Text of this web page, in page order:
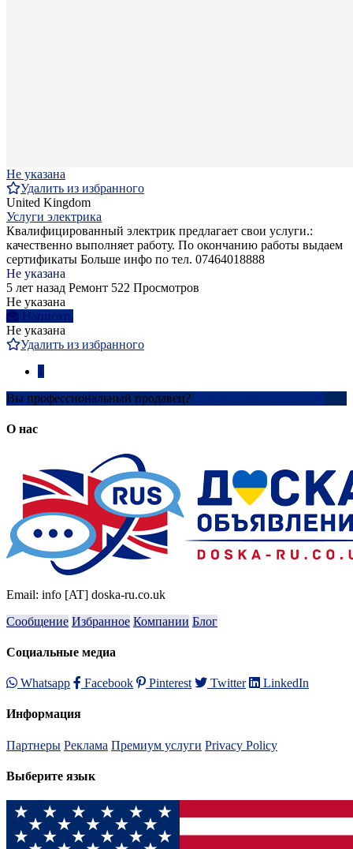
Не указана
Удалить из избранного
United Kingdom
Услуги электрика
Квалифицированный электрик предлагает свои услуги.:
качественно выполняет работу. По окончанию работы выдаем
сертификаты Больше инфо по тел. 07464018888
Не указана
5 лет назад Ремонт 522 Просмотров
Не указана
Написать
Не указана
Удалить из избранного
Вы профессиональный продавец?
О нас
Email: info [AT] doska-ru.co.uk
Сообщение Избранное Компании Блог
Социальные медиа
Whatsapp Facebook Pinterest Twitter LinkedIn
Информация
Партнеры Реклама Премиум услуги Privacy Policy
Выберите язык